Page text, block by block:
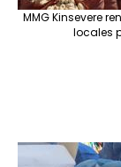
MMG Kinsevere
locales